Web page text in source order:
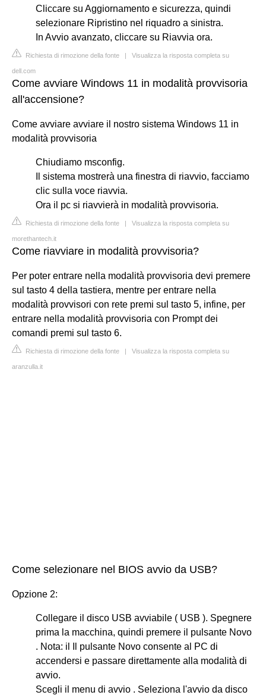
Cliccare su Aggiornamento e sicurezza, quindi
selezionare Ripristino nel riquadro a sinistra.
In Avvio avanzato, cliccare su Riavvia ora.
Richiesta di rimozione della fonte | Visualizza la risposta completa su
dell.com
Come avviare Windows 11 in modalità provvisoria
all'accensione?
Come avviare avviare il nostro sistema Windows 11 in
modalità provvisoria
Chiudiamo msconfig.
Il sistema mostrerà una finestra di riavvio, facciamo
clic sulla voce riavvia.
Ora il pc si riavvierà in modalità provvisoria.
Richiesta di rimozione della fonte | Visualizza la risposta completa su
morethantech.it
Come riavviare in modalità provvisoria?
Per poter entrare nella modalità provvisoria devi premere
sul tasto 4 della tastiera, mentre per entrare nella
modalità provvisori con rete premi sul tasto 5, infine, per
entrare nella modalità provvisoria con Prompt dei
comandi premi sul tasto 6.
Richiesta di rimozione della fonte | Visualizza la risposta completa su
aranzulla.it
Come selezionare nel BIOS avvio da USB?
Opzione 2:
Collegare il disco USB avviabile ( USB ). Spegnere
prima la macchina, quindi premere il pulsante Novo
. Nota: il Il pulsante Novo consente al PC di
accendersi e passare direttamente alla modalità di
avvio.
Scegli il menu di avvio . Seleziona l'avvio da disco